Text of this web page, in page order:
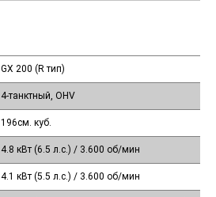
GX 200 (R тип)
4-танктный, OHV
196см. куб.
4.8 кВт (6.5 л.с.) / 3.600 об/мин
4.1 кВт (5.5 л.с.) / 3.600 об/мин